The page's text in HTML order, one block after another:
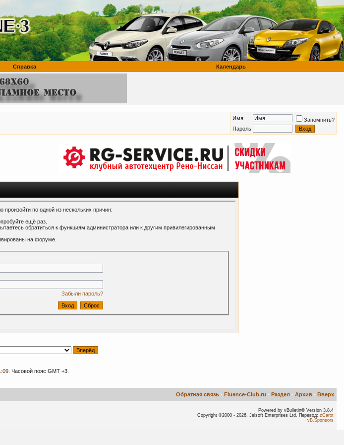
Справка Календарь
Имя
Запомнить?
Пароль
по одной из нескольких причин:
ещё раз.
обратиться к функциям администратора или к другим привилегированным
на форуме.
Забыли пароль?
. Часовой пояс GMT +3.
Обратная связь - Fluence-Club.ru - Раздел - Архив - Вверх
Powered by vBulletin® Version 3.8.4
Copyright ©2000 - 2026, Jelsoft Enterprises Ltd. Перевод: zCarot
vB.Sponsors